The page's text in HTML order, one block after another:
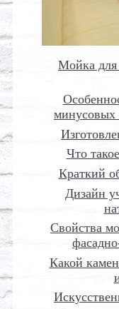
Мойка для
минусовых
Что
Краткий
Дизайн
Свойства
Какой